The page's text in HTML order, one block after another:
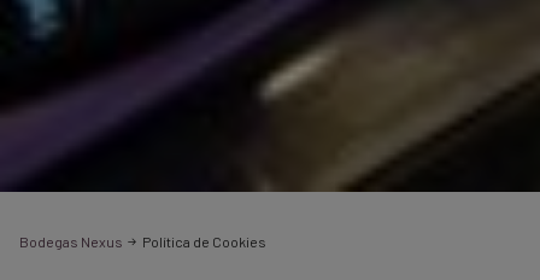
Bodegas Nexus Política de Cookies